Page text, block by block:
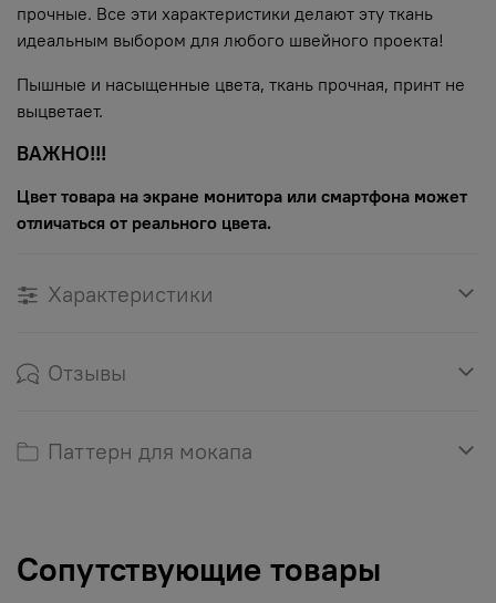
прочные. Все эти характеристики делают эту ткань
идеальным выбором для любого швейного проекта!
Пышные и насыщенные цвета, ткань прочная, принт не
выцветает.
ВАЖНО!!!
Цвет товара на экране монитора или смартфона может
отличаться от реального цвета.
Характеристики
Отзывы
Паттерн для мокапа
Сопутствующие товары